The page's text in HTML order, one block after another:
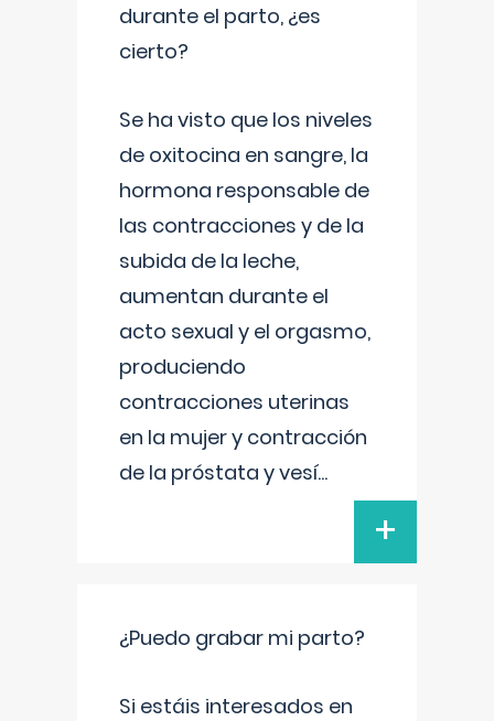
durante el parto, ¿es
cierto?
Se ha visto que los niveles
de oxitocina en sangre, la
hormona responsable de
las contracciones y de la
subida de la leche,
aumentan durante el
acto sexual y el orgasmo,
produciendo
contracciones uterinas
en la mujer y contracción
de la próstata y vesí...
+
¿Puedo grabar mi parto?
Si estáis interesados en